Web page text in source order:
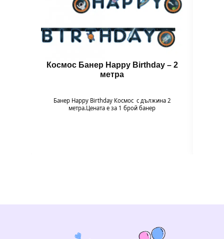
Космос Банер Happy Birthday – 2
метра
Банер Happy Birthday Космос с дължина 2
метра.Цената е за 1 брой банер